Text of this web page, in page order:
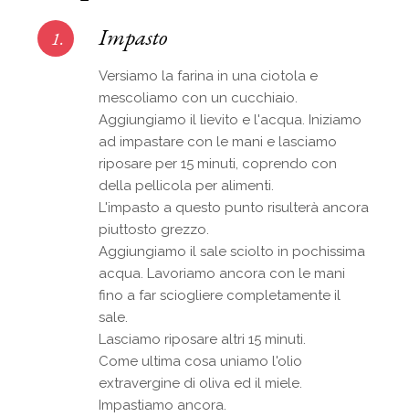
1. Impasto
Versiamo la farina in una ciotola e
mescoliamo con un cucchiaio.
Aggiungiamo il lievito e l'acqua. Iniziamo
ad impastare con le mani e lasciamo
riposare per 15 minuti, coprendo con
della pellicola per alimenti.
L'impasto a questo punto risulterà ancora
piuttosto grezzo.
Aggiungiamo il sale sciolto in pochissima
acqua. Lavoriamo ancora con le mani
fino a far sciogliere completamente il
sale.
Lasciamo riposare altri 15 minuti.
Come ultima cosa uniamo l'olio
extravergine di oliva ed il miele.
Impastiamo ancora.